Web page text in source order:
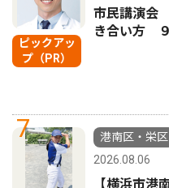
ピックアッ
プ（PR）
市民講演会
き合い方
7
港南区・栄区
2026.08.06
【横浜市